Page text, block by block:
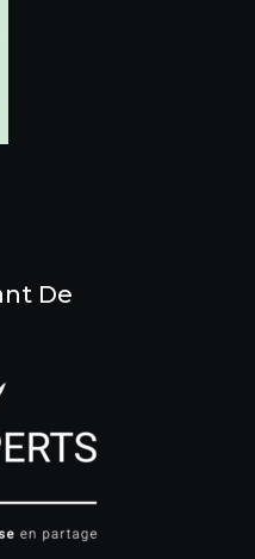
De